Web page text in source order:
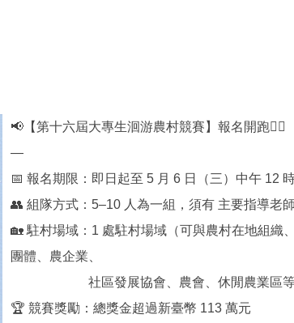
📢【第十六屆大專生洄游農村競賽】報名開跑🏃‍♂️
—
📅 報名期限：即日起至 5 月 6 日（三）中午 12
👥 組隊方式：5–10 人為一組，須有 主要指導老
🏡 駐村場域：1 處駐村場域（可與農村在地組織
團體、農企業、
社區發展協會、農會、休閒農業區等
🏆 競賽獎勵：總獎金超過新臺幣 113 萬元